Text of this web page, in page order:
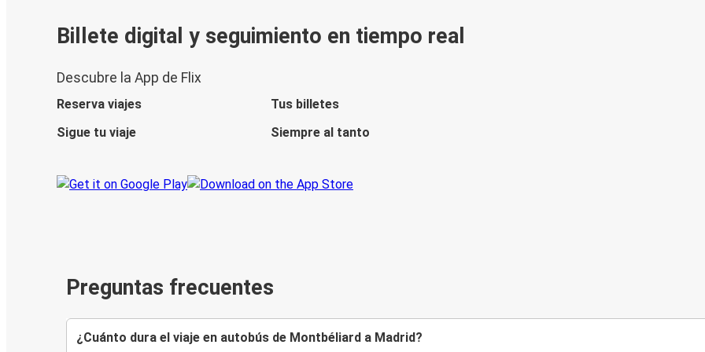
Billete digital y seguimiento en tiempo real
Descubre la App de Flix
Reserva viajes
Tus billetes
Sigue tu viaje
Siempre al tanto
Preguntas frecuentes
¿Cuánto dura el viaje en autobús de Montbéliard a Madrid?